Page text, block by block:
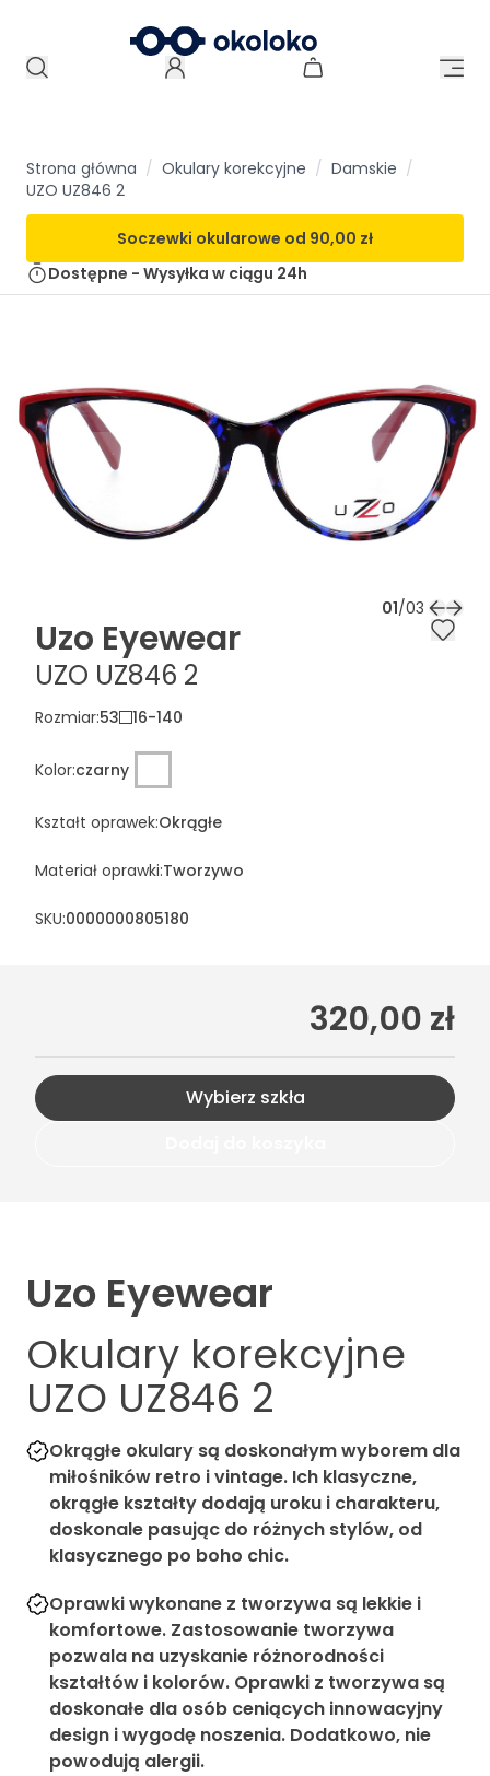
Strona główna / Okulary korekcyjne / Damskie /
UZO UZ846 2
Soczewki okularowe od 90,00 zł
Dostępne - Wysyłka w ciągu 24h
01/03
Uzo Eyewear
UZO UZ846 2
Rozmiar:53 16-140
Kolor:czarny
Kształt oprawek:Okrągłe
Materiał oprawki:Tworzywo
SKU:0000000805180
320,00 zł
Wybierz szkła
Uzo Eyewear
Okulary korekcyjne
UZO UZ846 2
Okrągłe okulary są doskonałym wyborem dla
miłośników retro i vintage. Ich klasyczne,
okrągłe kształty dodają uroku i charakteru,
doskonale pasując do różnych stylów, od
klasycznego po boho chic.
Oprawki wykonane z tworzywa są lekkie i
komfortowe. Zastosowanie tworzywa
pozwala na uzyskanie różnorodności
kształtów i kolorów. Oprawki z tworzywa są
doskonałe dla osób ceniących innowacyjny
design i wygodę noszenia. Dodatkowo, nie
powodują alergii.